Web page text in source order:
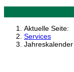
Aktuelle Seite:
Services
Jahreskalender